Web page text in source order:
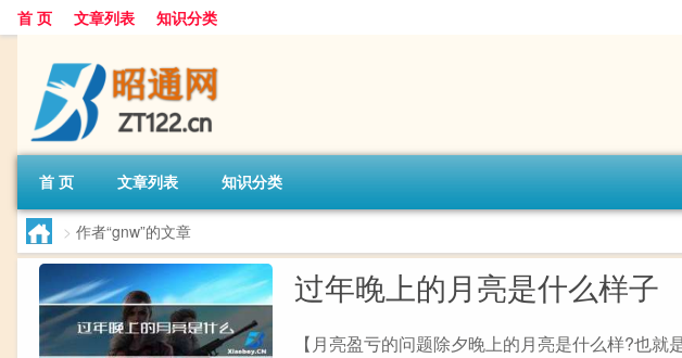
首 页 文章列表 知识分类
首 页 文章列表 知识分类
> 作者“gnw”的文章
过年晚上的月亮是什么样子
【月亮盈亏的问题除夕晚上的月亮是什么样?也